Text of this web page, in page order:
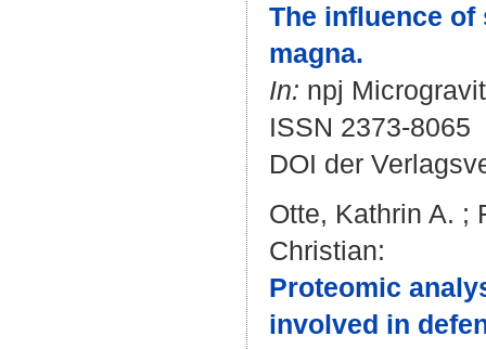
The influence
magna.
In: npj
ISSN 2373-8065
DOI der
Otte, Kathrin A. ;
Christian:
Proteomic
involved in